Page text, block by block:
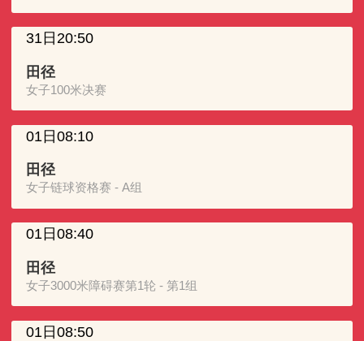
31日20:50
田径
女子100米决赛
01日08:10
田径
女子链球资格赛 - A组
01日08:40
田径
女子3000米障碍赛第1轮 - 第1组
01日08:50